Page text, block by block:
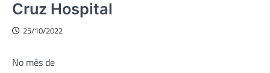
Cruz Hospital
25/10/2022
No mês de